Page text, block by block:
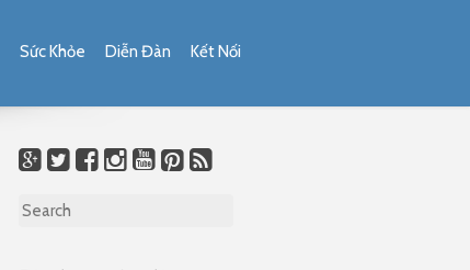
Sức Khỏe Diễn Đàn Kết Nối
Search for: